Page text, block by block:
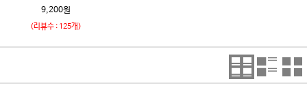
9,200원
(리뷰수 : 125개)